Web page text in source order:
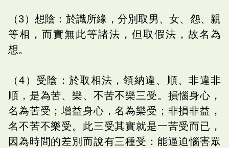
（3）想陰：於識所緣，分別取男、女、怨、親
等相，而實無此等諸法，但取假法，故名為
想。
（4）受陰：於取相法，領納違、順、非違非
順，是為苦、樂、不苦不樂三受。損惱身心，
名為苦受；增益身心，名為樂受；非損非益，
名不苦不樂受。此三受其實就是一苦受而已，
因為時間的差別而說有三種受：能逼迫惱害眾